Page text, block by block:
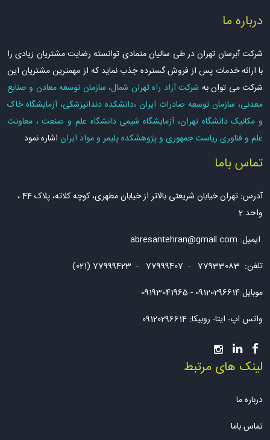
درباره ما
شرکت آبرسان تهران در طی سالیان متمادی توانسته رضایت مشتریان زیادی را
با ارائه خدمات پس از فروش گسترده جذب نماید که از مهمترین مشتریان این
شرکت می توان به شرکت آزاد راه تهران شمال، سازمان توسعه معادن و صنایع
معدنی، سازمان توسعه صادرات ایران ،دانشکده دندانپزشکی، آزمایشگاه خاک
و مکانیک دانشگاه تهران، آزمایشگاه شیمی دانشگاه علم و صنعت ، معاونت
علم و فناوری ریاست جمهوری و پژوهشکده پلیمر و مواد ایران اشاره نمود
تماس باما
آدرس: تهران خیابان شریعتی بالاتر از خیابان مطهری، کوچه کلاته، پلاک 44 ،
واحد 2
ایمیل: abresantehran@gmail.com
تلفن: 77933083 - 77999407 - 77999423 (021)
موبایل:09120296614 - 09193041965
واتس اپ- ایتا- روبیکا: 09120296614
لینک های مرتبط
درباره ما
تماس باما